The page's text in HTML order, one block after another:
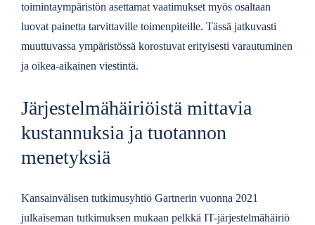
toimintaympäristön asettamat vaatimukset myös osaltaan
luovat painetta tarvittaville toimenpiteille. Tässä jatkuvasti
muuttuvassa ympäristössä korostuvat erityisesti varautuminen
ja oikea-aikainen viestintä.
Järjestelmähäiriöistä mittavia
kustannuksia ja tuotannon
menetyksiä
Kansainvälisen tutkimusyhtiö Gartnerin vuonna 2021
julkaiseman tutkimuksen mukaan pelkkä IT-järjestelmähäiriö